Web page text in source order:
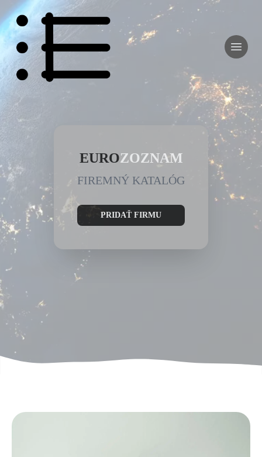
EUROZOZNAM
FIREMNÝ KATALÓG
PRIDAŤ FIRMU